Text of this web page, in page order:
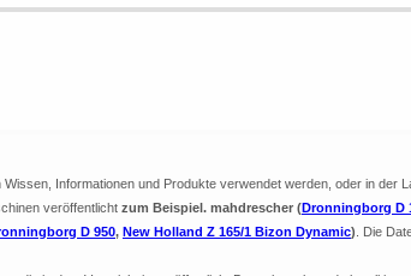
Informationen und Produkte verwendet werden, oder in der
veröffentlicht zum Beispiel. mahdrescher (Dronningborg D
D 950, New Holland Z 165/1 Bizon Dynamic) . Die